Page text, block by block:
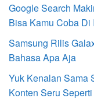
Google Search
Bisa Kamu Coba Di
Samsung Rilis
Bahasa Apa Aja
Yuk Kenalan Sama
Konten Seru